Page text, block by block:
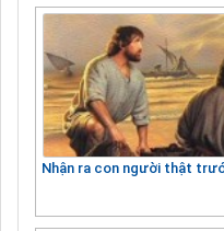
Nhận ra con người thật